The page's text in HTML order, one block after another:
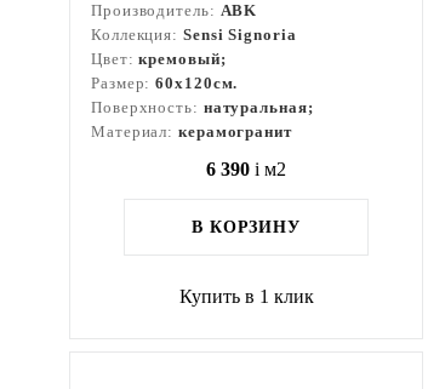
Производитель: ABK
Коллекция: Sensi Signoria
Цвет:кремовый;
Размер:60x120см.
Поверхность: натуральная;
Материал: керамогранит
6 390 i м2
В КОРЗИНУ
Купить в 1 клик